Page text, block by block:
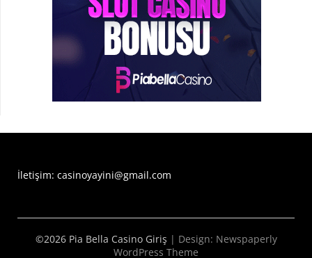
İletişim: casinoyayini@gmail.com
©2026 Pia Bella Casino Giriş | Design: Newspaperly
WordPress Theme